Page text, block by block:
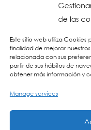
de las
Este sitio web utiliza
finalidad de mejorar
relacionada con sus
partir de sus hábitos de
obtener más información y
Manage services
Urkide en Cadena